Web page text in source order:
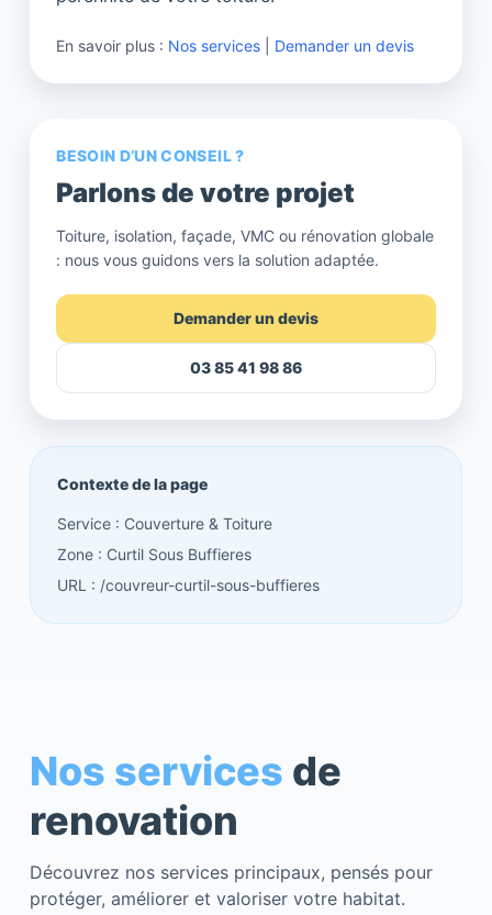
En savoir plus : Nos services Demander un devis
BESOIN D’UN CONSEIL ?
Parlons de votre projet
Toiture, isolation, façade, VMC ou rénovation globale
: nous vous guidons vers la solution adaptée.
Demander un devis
03 85 41 98 86
Contexte de la page
Service : Couverture & Toiture
Zone : Curtil Sous Buffieres
URL : /couvreur-curtil-sous-buffieres
Nos services de
renovation
Découvrez nos services principaux, pensés pour
protéger, améliorer et valoriser votre habitat.